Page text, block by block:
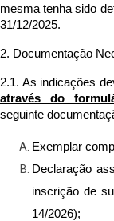
mesma tenha sido
31/12/2025.
2. Documentação
através do
seguinte
Exemplar
Declaração
inscrição de
14/2026);